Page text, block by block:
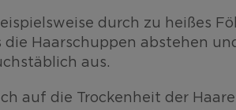
durch zu heißes
die Haarschuppen abstehen
aus.
auf die Trockenheit der